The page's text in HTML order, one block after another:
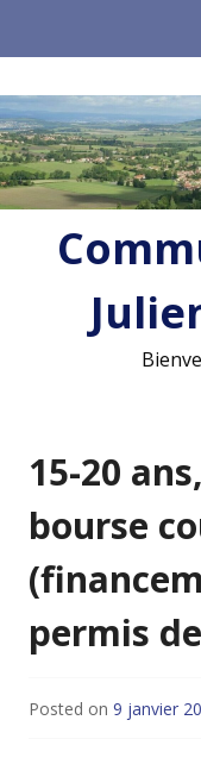
15-20
bourse
permis
Posted on 9 janvier